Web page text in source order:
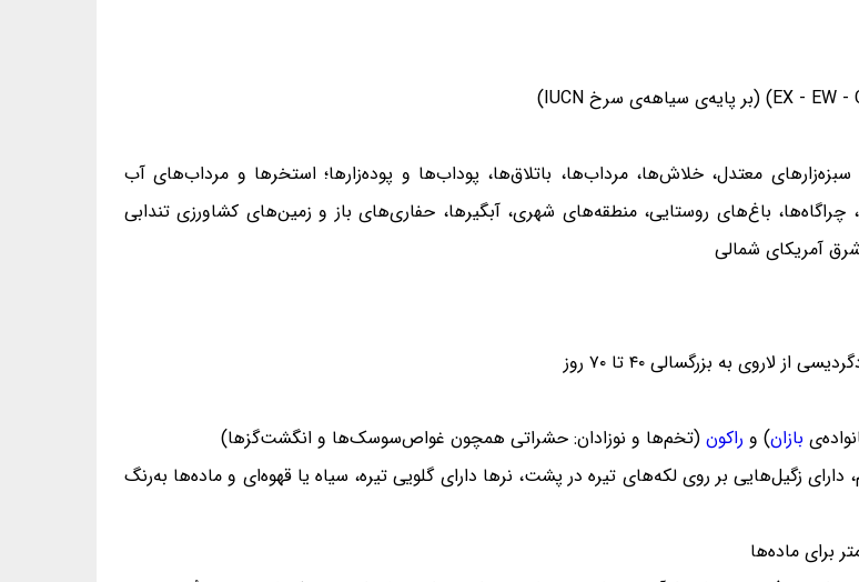
معتدل، خلاش‌ها، مرداب‌ها، باتلاق‌ها، پوداب‌ها و پوده‌زارها؛ استخرها و مرداب‌های آب
باغ‌های روستایی، منطقه‌های شهری، آبگیرها، حفاری‌های باز و زمین‌های کشاورزی تندابی
آمریکای شمالی
بازان) و راکون (تخم‌ها و نوزادان: حشراتی همچون غواص‌سوسک‌ها و انگشت‌گزها)
زگیل‌هایی بر روی لکه‌های تیره در پشت، نرها دارای گلویی تیره، سیاه یا قهوه‌ای و ماده‌ها به‌رنگ